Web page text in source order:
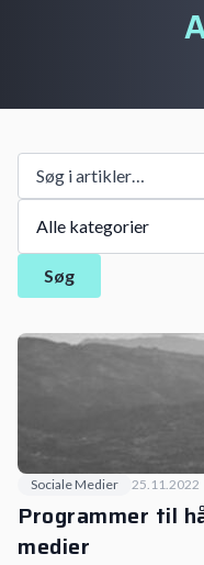
Søg
Sociale Medier 25.11.2022
Programmer til
medier